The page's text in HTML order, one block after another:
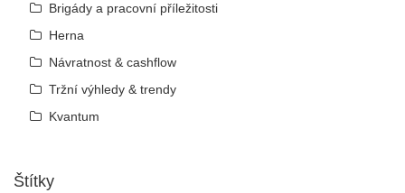
Brigády a pracovní příležitosti
Herna
Návratnost & cashflow
Tržní výhledy & trendy
Kvantum
Štítky